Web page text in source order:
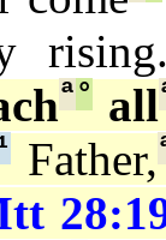
ª° all
Father,